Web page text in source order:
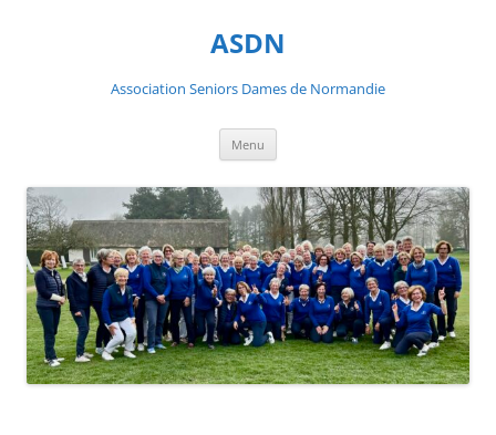
ASDN
Association Seniors Dames de Normandie
Menu